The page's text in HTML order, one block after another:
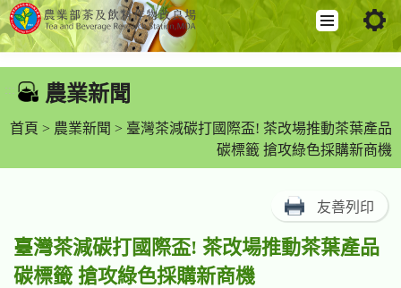
要
容
::: 農業新聞
首頁 > 農業新聞 > 臺灣茶減碳打國際盃! 茶改場推動茶葉產品
碳標籤 搶攻綠色採購新商機
友善列印
臺灣茶減碳打國際盃! 茶改場推動茶葉產品
碳標籤 搶攻綠色採購新商機